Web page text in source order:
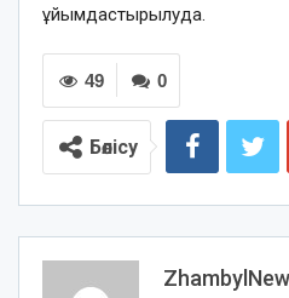
ұйымдастырылуда.
0
49
Бөлісу